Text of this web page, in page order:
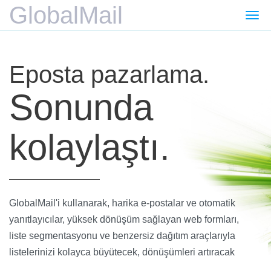
GlobalMail
Eposta pazarlama.
Sonunda
kolaylaştı.
GlobalMail'i kullanarak, harika e-postalar ve otomatik
yanıtlayıcılar, yüksek dönüşüm sağlayan web formları,
liste segmentasyonu ve benzersiz dağıtım araçlarıyla
listelerinizi kolayca büyütecek, dönüşümleri artıracak